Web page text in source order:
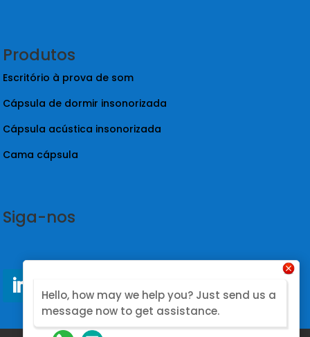
Produtos
Escritório à prova de som
Cápsula de dormir insonorizada
Cápsula acústica insonorizada
Cama cápsula
Siga-nos
Hello, how may we help you? Just send us a
message now to get assistance.